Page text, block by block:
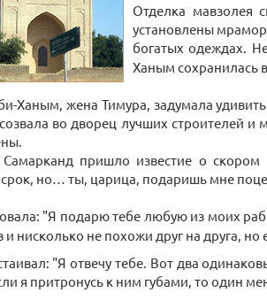
Отделка мавзолея
установлены
богатых одеждах.
Ханым сохранилась
Ханым, жена Тимура, задумала
во дворец лучших строителей
пришло известие о скором
срок, но… ты, царица, подаришь мне
"Я подарю тебе любую из моих
и нисколько не похожи друг на друга,
"Я отвечу тебе. Вот два
я притронусь к ним губами, то один